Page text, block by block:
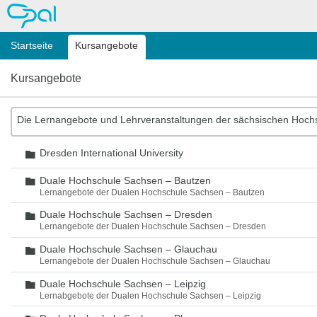
OPAL
Startseite Kursangebote
Kursangebote
Die Lernangebote und Lehrveranstaltungen der sächsischen
Ordner
Dresden International University
Ordner
Duale Hochschule Sachsen – Bautzen
Lernangebote der Dualen Hochschule Sachsen – Bautzen
Ordner
Duale Hochschule Sachsen – Dresden
Lernangebote der Dualen Hochschule Sachsen – Dresden
Ordner
Duale Hochschule Sachsen – Glauchau
Lernangebote der Dualen Hochschule Sachsen – Glauchau
Ordner
Duale Hochschule Sachsen – Leipzig
Lernabgebote der Dualen Hochschule Sachsen – Leipzig